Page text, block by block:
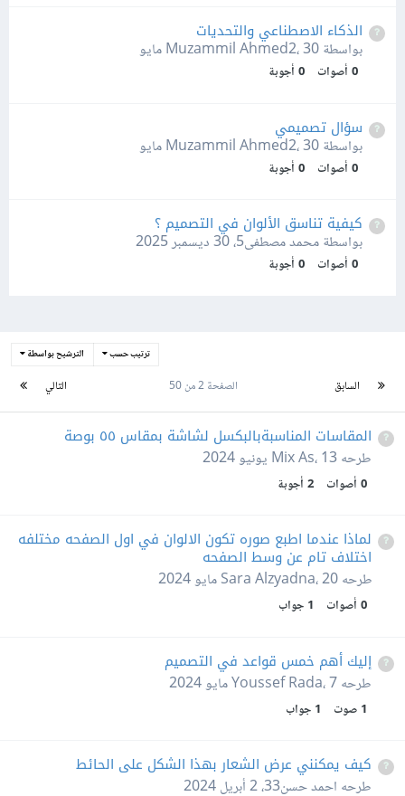
الذكاء الاصطناعي والتحديات
بواسطة Muzammil Ahmed2،30 مايو
0 أصوات 0 أجوبة
سؤال تصميمي
بواسطة Muzammil Ahmed2،30 مايو
0 أصوات 0 أجوبة
كيفية تناسق الألوان في التصميم ؟
بواسطة محمد مصطفى5، 30 ديسمبر 2025
0 أصوات 0 أجوبة
ترتيب حسب الترشيح بواسطة
السابق التالي الصفحة 2 من 50
المقاسات المناسبةبالبكسل لشاشة بمقاس ٥٥ بوصة
طرحه Mix As،13 يونيو 2024
0 أصوات 2 أجوبة
لماذا عندما اطبع صوره تكون الالوان في اول الصفحه مختلفه
اختلاف تام عن وسط الصفحه
طرحه Sara Alzyadna،20 مايو 2024
0 أصوات 1 جواب
إليك أهم خمس قواعد في التصميم
طرحه Youssef Rada،7 مايو 2024
1 صوت 1 جواب
كيف يمكنني عرض الشعار بهذا الشكل على الحائط
طرحه احمد حسن33 ،2 أبريل 2024